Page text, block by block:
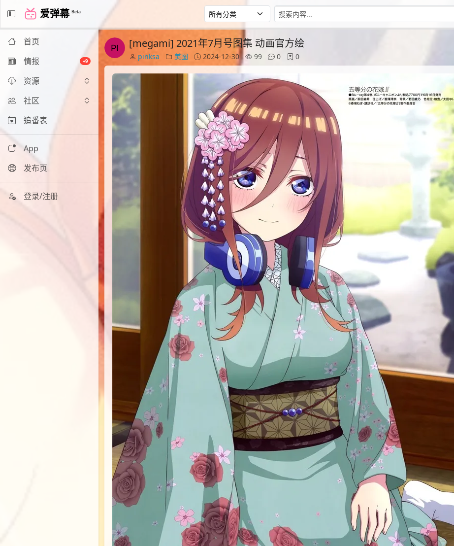
爱弹幕 Beta
首页
情报
+9
资源
社区
追番表
App
发布页
登录/注册
[megami] 2021年7月号图集 动画官方绘
pinksa 美图 2024-12-30 99 0 0